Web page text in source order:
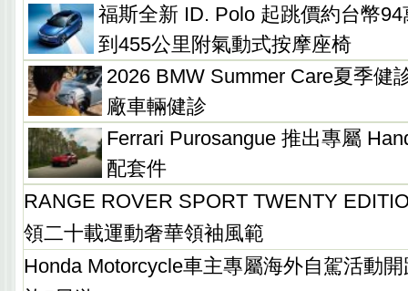
福斯全新 ID. Polo 起跳價約台幣
到455公里附氣動式按摩座椅
2026 BMW Summer Care夏季健
廠車輛健診
Ferrari Purosangue 推出專屬
配套件
RANGE ROVER SPORT TWENTY
領二十載運動奢華領袖風範
Honda Motorcycle車主專屬海外自駕活動